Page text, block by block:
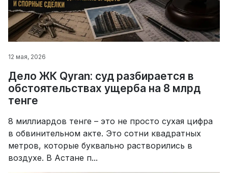
12 мая, 2026
Дело ЖК Qyran: суд разбирается в
обстоятельствах ущерба на 8 млрд
тенге
8 миллиардов тенге – это не просто сухая цифра
в обвинительном акте. Это сотни квадратных
метров, которые буквально растворились в
воздухе. В Астане п...